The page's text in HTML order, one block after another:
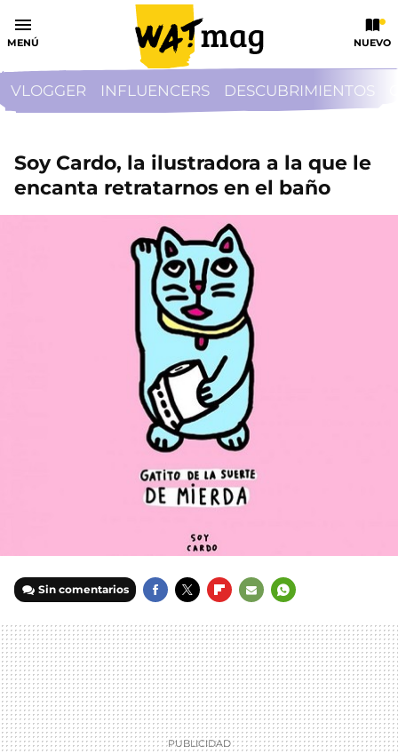
MENÚ NUEVO
VLOGGER INFLUENCERS DESCUBRIMIENTOS
Soy Cardo, la ilustradora a la que le
encanta retratarnos en el baño
Sin comentarios
MAIL